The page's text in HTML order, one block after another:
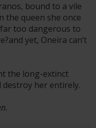
bound to a vile
the queen she once
too dangerous to
yet, Oneira can’t
the long-extinct
destroy her entirely.